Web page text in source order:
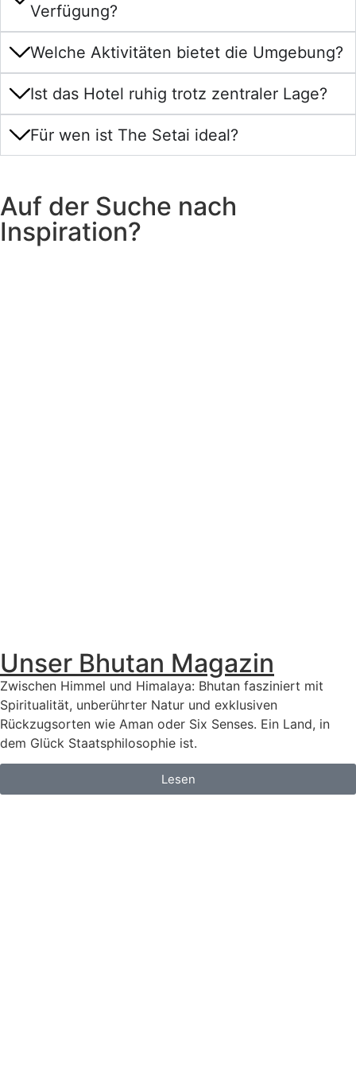
Verfügung?
Welche Aktivitäten bietet die Umgebung?
Ist das Hotel ruhig trotz zentraler Lage?
Für wen ist The Setai ideal?
Auf der Suche nach
Inspiration?
Unser Bhutan Magazin
Zwischen Himmel und Himalaya: Bhutan fasziniert mit
Spiritualität, unberührter Natur und exklusiven
Rückzugsorten wie Aman oder Six Senses. Ein Land, in
dem Glück Staatsphilosophie ist.
Lesen